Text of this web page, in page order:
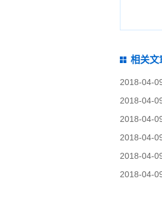
相关文
2018-04-
2018-04-
2018-04-
2018-04-
2018-04-
2018-04-